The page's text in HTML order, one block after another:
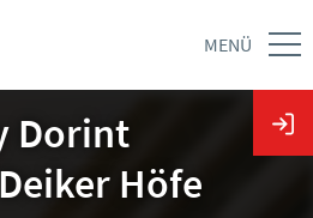
MENÜ
Dorint
Höfe